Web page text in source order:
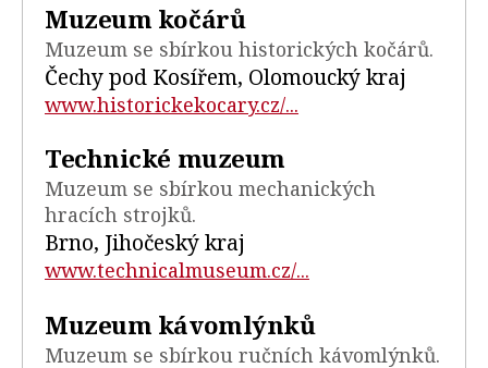
Muzeum kočárů
Muzeum se sbírkou historických kočárů.
Čechy pod Kosířem, Olomoucký kraj
www.historickekocary.cz/...
Technické muzeum
Muzeum se sbírkou mechanických
hracích strojků.
Brno, Jihočeský kraj
www.technicalmuseum.cz/...
Muzeum kávomlýnků
Muzeum se sbírkou ručních kávomlýnků.